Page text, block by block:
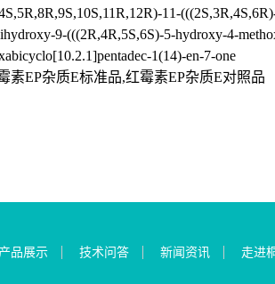
11-
9-(((2R,4R,5S,6S)-5-hydroxy-4-
1(14)-en-7-one
素EP杂质E标准品,红霉素EP杂质E对照品
产品展示 技术问答 新闻资讯 走进